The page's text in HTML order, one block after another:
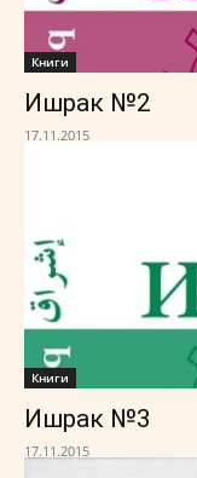
Книги
Ишрак №2
17.11.2015
Книги
Ишрак №3
17.11.2015